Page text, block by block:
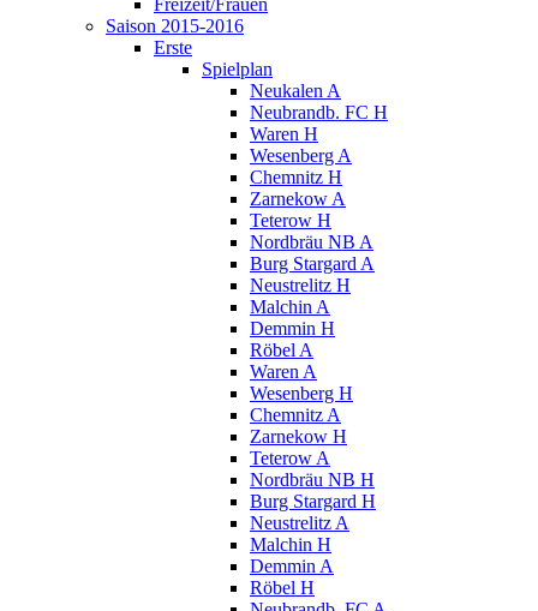
Freizeit/Frauen
Saison 2015-2016
Erste
Spielplan
Neukalen A
Neubrandb. FC H
Waren H
Wesenberg A
Chemnitz H
Zarnekow A
Teterow H
Nordbräu NB A
Burg Stargard A
Neustrelitz H
Malchin A
Demmin H
Röbel A
Waren A
Wesenberg H
Chemnitz A
Zarnekow H
Teterow A
Nordbräu NB H
Burg Stargard H
Neustrelitz A
Malchin H
Demmin A
Röbel H